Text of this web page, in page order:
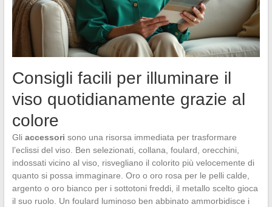
Consigli facili per illuminare il
viso quotidianamente grazie al
colore
Gli accessori sono una risorsa immediata per trasformare
l’eclissi del viso. Ben selezionati, collana, foulard, orecchini,
indossati vicino al viso, risvegliano il colorito più velocemente di
quanto si possa immaginare. Oro o oro rosa per le pelli calde,
argento o oro bianco per i sottotoni freddi, il metallo scelto gioca
il suo ruolo. Un foulard luminoso ben abbinato ammorbidisce i